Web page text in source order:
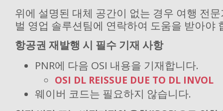
위에 설명된 대체 공간이 없는 경우 여행 전
벌 영업 솔루션팀에 연락하여 도움을 받아야
항공권 재발행 시 필수 기재 사항
PNR에 다음 OSI 내용을 기재합니다.
OSI DL REISSUE DUE TO DL INVOL
웨이버 코드는 필요하지 않습니다.